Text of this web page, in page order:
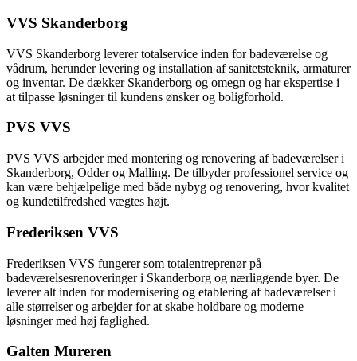
VVS Skanderborg
VVS Skanderborg leverer totalservice inden for badeværelse og
vådrum, herunder levering og installation af sanitetsteknik, armaturer
og inventar. De dækker Skanderborg og omegn og har ekspertise i
at tilpasse løsninger til kundens ønsker og boligforhold.
PVS VVS
PVS VVS arbejder med montering og renovering af badeværelser i
Skanderborg, Odder og Malling. De tilbyder professionel service og
kan være behjælpelige med både nybyg og renovering, hvor kvalitet
og kundetilfredshed vægtes højt.
Frederiksen VVS
Frederiksen VVS fungerer som totalentreprenør på
badeværelsesrenoveringer i Skanderborg og nærliggende byer. De
leverer alt inden for modernisering og etablering af badeværelser i
alle størrelser og arbejder for at skabe holdbare og moderne
løsninger med høj faglighed.
Galten Mureren